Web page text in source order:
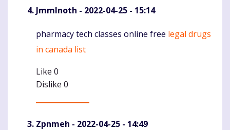
JmmInoth - 2022-04-25 - 15:14
Komentaras
pharmacy tech classes online free legal drugs
in canada list
Like 0
Dislike 0
Zpnmeh - 2022-04-25 - 14:49